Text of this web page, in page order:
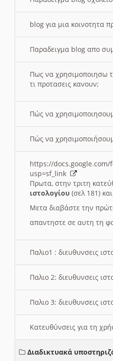
blog για μια κοινοτητα
Παραδειγμα blog απο
Πως να χρησιμοποιησω
τι προτασεις κανουν;
Πώς να
Πώς να
https://docs.google.com/
usp=sf_link
Πρωτα, στην τριτη
ιστολογίου (σελ 181)
Μετα διαβάστε την
απαντηστε σε αυτη τη
Παλιο1 : διευθυνσεις
Παλιο 2: διευθυνσεις
Παλιο 3: διευθυνσεις
Κατευθύνσεις για τη
Διαδικτυακά